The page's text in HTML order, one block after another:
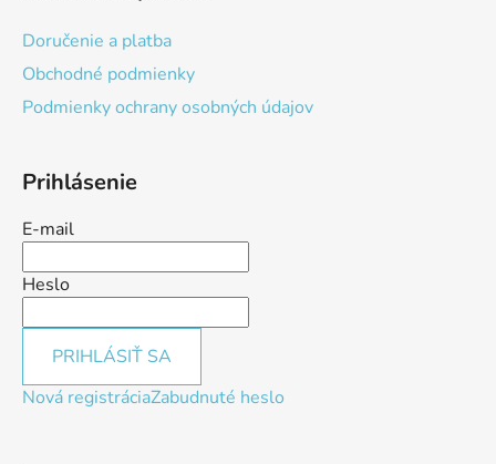
Doručenie a platba
Obchodné podmienky
Podmienky ochrany osobných údajov
Prihlásenie
E-mail
Heslo
PRIHLÁSIŤ SA
Nová registráciaZabudnuté heslo